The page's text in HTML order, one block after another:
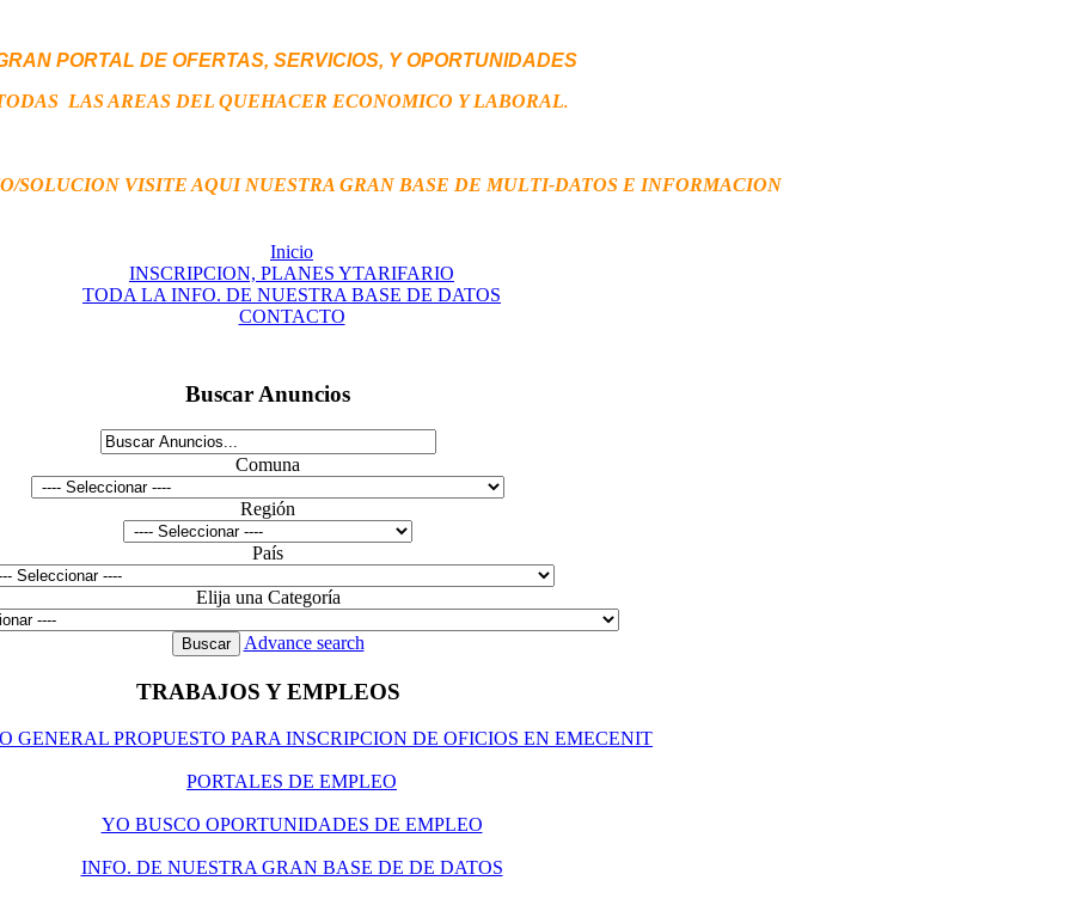
PORTAL DE OFERTAS, SERVICIOS, Y OPORTUNIDADES
LAS AREAS DEL QUEHACER ECONOMICO Y LABORAL.
SOLUCION VISITE AQUI NUESTRA GRAN BASE DE MULTI-DATOS E INFORMACION
Inicio
INSCRIPCION, PLANES YTARIFARIO
TODA LA INFO. DE NUESTRA BASE DE DATOS
CONTACTO
Buscar Anuncios
Comuna
Región
País
Elija una Categoría
Advance search
TRABAJOS Y EMPLEOS
GENERAL PROPUESTO PARA INSCRIPCION DE OFICIOS EN EMECENIT
PORTALES DE EMPLEO
YO BUSCO OPORTUNIDADES DE EMPLEO
INFO. DE NUESTRA GRAN BASE DE DE DATOS